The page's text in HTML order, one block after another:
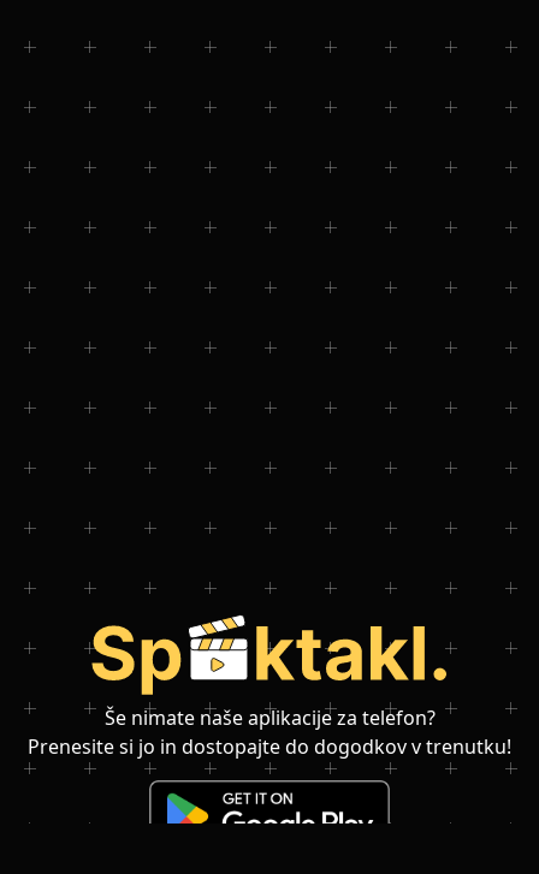
Še nimate naše aplikacije za telefon?
Prenesite si jo in dostopajte do dogodkov v trenutku!